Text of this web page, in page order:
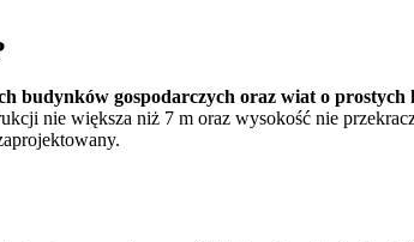
budynków gospodarczych oraz wiat o
nie większa niż 7 m oraz wysokość nie